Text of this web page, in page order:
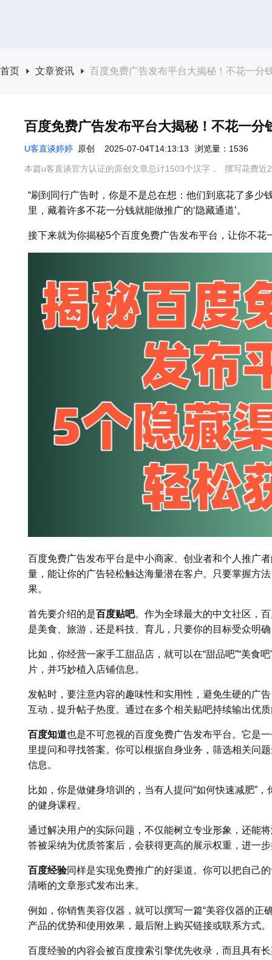
首页 文章资讯 百度免费广告发布平台大揭秘！不花一分
百度免费广告发布平台大揭秘！不花一分
U客直谈婷婷 原创 2025-07-04T14:13:13 浏览量：1536
本篇u客直谈官方认证的原创文章总计1503个汉字， 撰写花费近
“刷到同行广告时，你是不是总在想：他们到底花了多少
里，藏着许多不花一分钱就能做推广的‘隐藏通道’。
接下来就为你揭秘5个百度免费广告发布平台，让你不花
百度免费广告发布平台是中小商家、创业者和个人推广
量，能让你的广告轻松触达海量潜在客户。只要掌握方
果。
首先要介绍的是百度贴吧。作为全球最大的中文社区，
是美食、旅游，还是科技、育儿，只要你的目标受众明
比如，你经营一家手工甜品店，就可以在“甜品吧”“美食
片，并巧妙植入店铺信息。
发帖时，要注意内容的趣味性和实用性，避免生硬的广
互动，提升帖子热度。通过在多个相关贴吧持续输出优
百度知道也是不可忽视的百度免费广告发布平台。它是
里提问和寻找答案。你可以根据自身业务，筛选相关问
信息。
比如，你是做健身培训的，当有人提问“如何快速减肥”
的健身课程。
通过解决用户的实际问题，不仅能树立专业形象，还能
答被采纳为优质答案后，会获得更高的展示权重，进一
百度经验同样是实现免费推广的好渠道。你可以把自己
清晰的文章形式发布出来。
例如，你销售美容仪器，就可以撰写一篇“美容仪器的正
产品的优势和使用效果，最后附上购买链接或联系方式。
百度经验的内容会被百度搜索引擎优先收录，而且具有